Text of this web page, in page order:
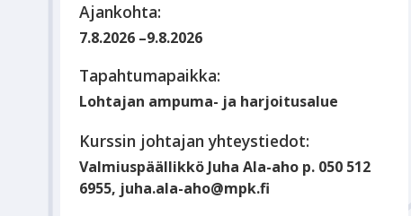
Ajankohta:
7.8.2026 –9.8.2026
Tapahtumapaikka:
Lohtajan ampuma- ja harjoitusalue
Kurssin johtajan yhteystiedot:
Valmiuspäällikkö Juha Ala-aho p. 050 512
6955, juha.ala-aho@mpk.fi